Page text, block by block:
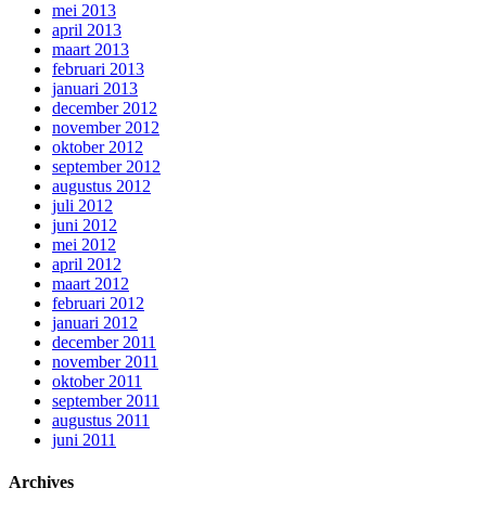
mei 2013
april 2013
maart 2013
februari 2013
januari 2013
december 2012
november 2012
oktober 2012
september 2012
augustus 2012
juli 2012
juni 2012
mei 2012
april 2012
maart 2012
februari 2012
januari 2012
december 2011
november 2011
oktober 2011
september 2011
augustus 2011
juni 2011
Archives